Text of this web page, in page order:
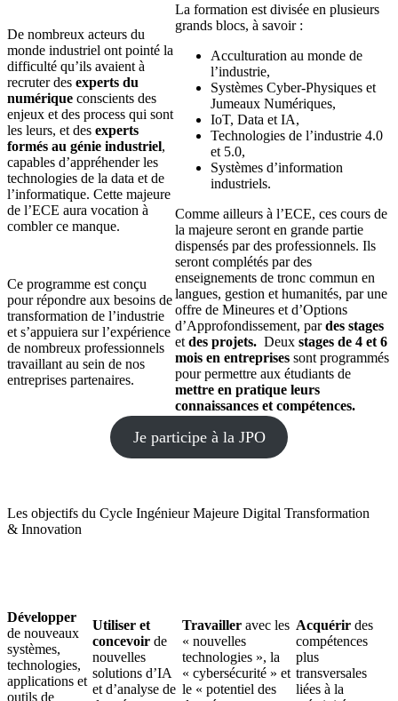
De nombreux acteurs du
monde industriel ont pointé la
difficulté qu’ils avaient à
recruter des experts du
numérique conscients des
enjeux et des process qui sont
les leurs, et des experts
formés au génie industriel,
capables d’appréhender les
technologies de la data et de
l’informatique. Cette majeure
de l’ECE aura vocation à
combler ce manque.
Ce programme est conçu
pour répondre aux besoins de
transformation de l’industrie
et s’appuiera sur l’expérience
de nombreux professionnels
travaillant au sein de nos
entreprises partenaires.
La formation est divisée en plusieurs
grands blocs, à savoir :
Acculturation au monde de
l’industrie,
Systèmes Cyber-Physiques et
Jumeaux Numériques,
IoT, Data et IA,
Technologies de l’industrie 4.0
et 5.0,
Systèmes d’information
industriels.
Comme ailleurs à l’ECE, ces cours de
la majeure seront en grande partie
dispensés par des professionnels. Ils
seront complétés par des
enseignements de tronc commun en
langues, gestion et humanités, par une
offre de Mineures et d’Options
d’Approfondissement, pardes stages
etdes projets. Deuxstages de 4 et 6
mois en entreprises sont programmés
pour permettre aux étudiants de
mettre en pratique leurs
connaissances et compétences.
Je participe à la JPO
Les objectifs du Cycle Ingénieur Majeure Digital Transformation
& Innovation
Développer
de nouveaux
systèmes,
technologies,
applications et
outils de
Utiliser et
concevoir de
nouvelles
solutions d’IA
et d’analyse de
Travailleravec les
« nouvelles
technologies », la
« cybersécurité » et
le « potentiel des
Acquérir des
compétences
plus
transversales
liées à la